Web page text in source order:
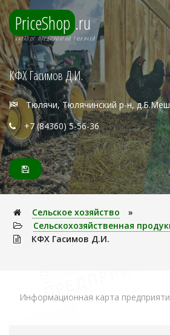
PriceShop .ru
КАТАЛОГ ПРЕДПРИЯТИЙ ТЮЛЯЧЕЙ
КФХ Гасимов Д.И.
Тюлячи, Тюлячинский р-н,
+7 (84360) 5-56-36
Сельское хозяйство
»
Сельскохозяйственная
КФХ Гасимов Д.И.
Информационная карта